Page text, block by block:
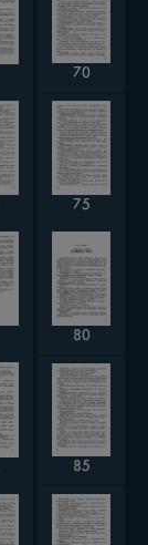
70
75
80
85